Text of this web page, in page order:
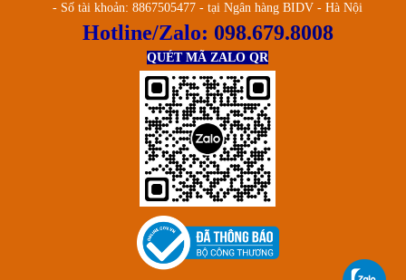
- Số tài khoản: 8867505477 - tại Ngân hàng BIDV - Hà Nội
Hotline/Zalo: 098.679.8008
QUÉT MÃ ZALO QR